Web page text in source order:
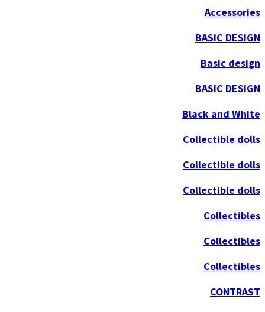
Accessories
BASIC DESIGN
Basic design
BASIC DESIGN
Black and White
Collectible dolls
Collectible dolls
Collectible dolls
Collectibles
Collectibles
Collectibles
CONTRAST